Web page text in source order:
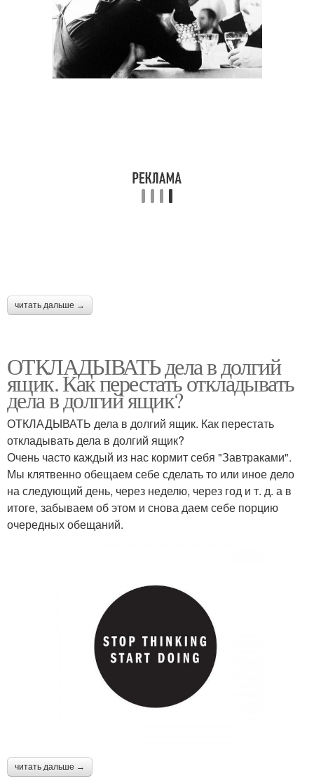
читать дальше →
ОТКЛАДЫВАТЬ дела в долгий
ящик. Как перестать откладывать
дела в долгий ящик?
ОТКЛАДЫВАТЬ дела в долгий ящик. Как перестать
откладывать дела в долгий ящик?
Очень часто каждый из нас кормит себя "Завтраками".
Мы клятвенно обещаем себе сделать то или иное дело
на следующий день, через неделю, через год и т. д. а в
итоге, забываем об этом и снова даем себе порцию
очередных обещаний.
читать дальше →